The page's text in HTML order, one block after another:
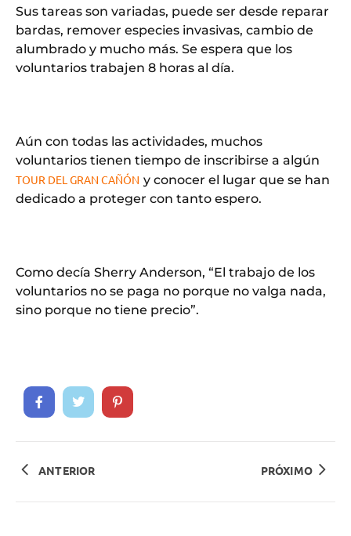
Sus tareas son variadas, puede ser desde reparar
bardas, remover especies invasivas, cambio de
alumbrado y mucho más. Se espera que los
voluntarios trabajen 8 horas al día.
Aún con todas las actividades, muchos
voluntarios tienen tiempo de inscribirse a algún
TOUR DEL GRAN CAÑÓN y conocer el lugar que se han
dedicado a proteger con tanto espero.
Como decía Sherry Anderson, “El trabajo de los
voluntarios no se paga no porque no valga nada,
sino porque no tiene precio”.
ANTERIOR PRÓXIMO